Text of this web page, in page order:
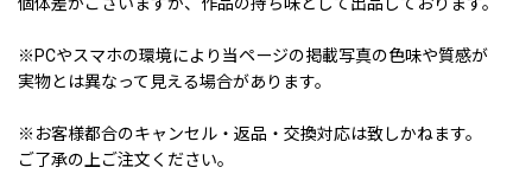
個体差がございますが、作品の持ち味として出品しております。
※PCやスマホの環境により当ページの掲載写真の色味や質感が
実物とは異なって見える場合があります。
※お客様都合のキャンセル・返品・交換対応は致しかねます。
ご了承の上ご注文ください。